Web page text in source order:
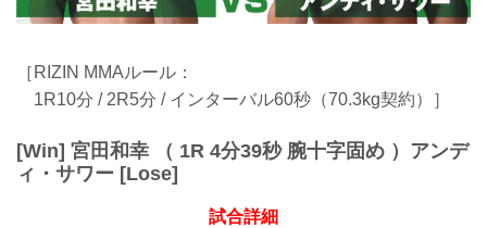
［RIZIN MMAルール：
1R10分 / 2R5分 / インターバル60秒（70.3kg契約）］
[Win] 宮田和幸 （ 1R 4分39秒 腕十字固め ）アンデ
ィ・サワー [Lose]
試合詳細